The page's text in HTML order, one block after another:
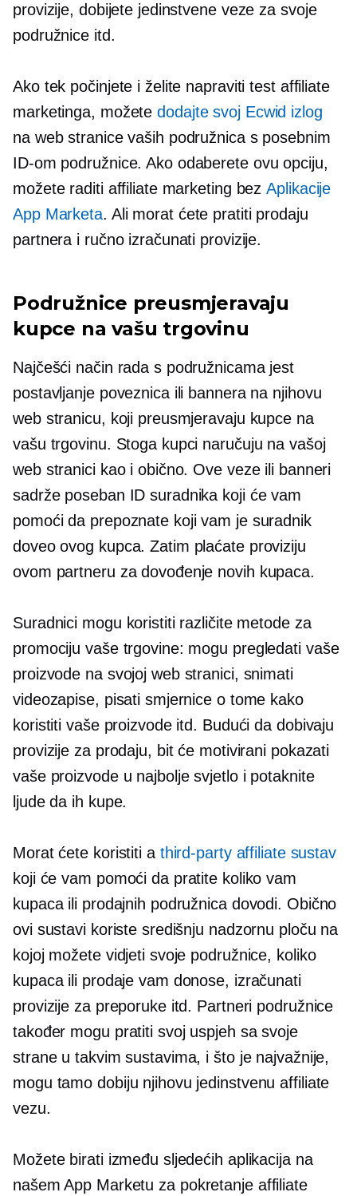
provizije, dobijete jedinstvene veze za svoje
podružnice itd.
Ako tek počinjete i želite napraviti test affiliate
marketinga, možetedodajte svoj Ecwid izlog
na web stranice vaših podružnica s posebnim
ID-om podružnice. Ako odaberete ovu opciju,
možete raditi affiliate marketing bezAplikacije
App Marketa. Ali morat ćete pratiti prodaju
partnera i ručno izračunati provizije.
Podružnice preusmjeravaju
kupce na vašu trgovinu
Najčešći način rada s podružnicama jest
postavljanje poveznica ili bannera na njihovu
web stranicu, koji preusmjeravaju kupce na
vašu trgovinu. Stoga kupci naručuju na vašoj
web stranici kao i obično. Ove veze ili banneri
sadrže poseban ID suradnika koji će vam
pomoći da prepoznate koji vam je suradnik
doveo ovog kupca. Zatim plaćate proviziju
ovom partneru za dovođenje novih kupaca.
Suradnici mogu koristiti različite metode za
promociju vaše trgovine: mogu pregledati vaše
proizvode na svojoj web stranici, snimati
videozapise, pisati smjernice o tome kako
koristiti vaše proizvode itd. Budući da dobivaju
provizije za prodaju, bit će motivirani pokazati
vaše proizvode u najbolje svjetlo i potaknite
ljude da ih kupe.
Morat ćete koristiti a third-partyaffiliate sustav
koji će vam pomoći da pratite koliko vam
kupaca ili prodajnih podružnica dovodi. Obično
ovi sustavi koriste središnju nadzornu ploču na
kojoj možete vidjeti svoje podružnice, koliko
kupaca ili prodaje vam donose, izračunati
provizije za preporuke itd. Partneri podružnice
također mogu pratiti svoj uspjeh sa svoje
strane u takvim sustavima, i što je najvažnije,
mogu tamo dobiju njihovu jedinstvenu affiliate
vezu.
Možete birati između sljedećih aplikacija na
našem App Marketu za pokretanje affiliate